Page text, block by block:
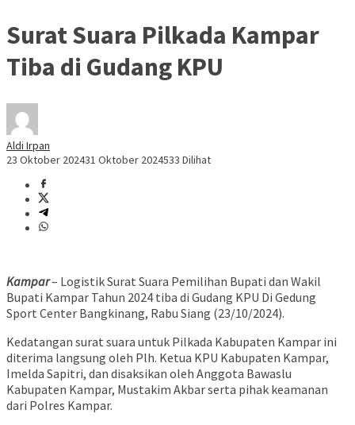
Surat Suara Pilkada Kampar
Tiba di Gudang KPU
Aldi Irpan
23 Oktober 202431 Oktober 2024533 Dilihat
Kampar– Logistik Surat Suara Pemilihan Bupati dan Wakil
Bupati Kampar Tahun 2024 tiba di Gudang KPU Di Gedung
Sport Center Bangkinang, Rabu Siang (23/10/2024).
Kedatangan surat suara untuk Pilkada Kabupaten Kampar ini
diterima langsung oleh Plh. Ketua KPU Kabupaten Kampar,
Imelda Sapitri, dan disaksikan oleh Anggota Bawaslu
Kabupaten Kampar, Mustakim Akbar serta pihak keamanan
dari Polres Kampar.